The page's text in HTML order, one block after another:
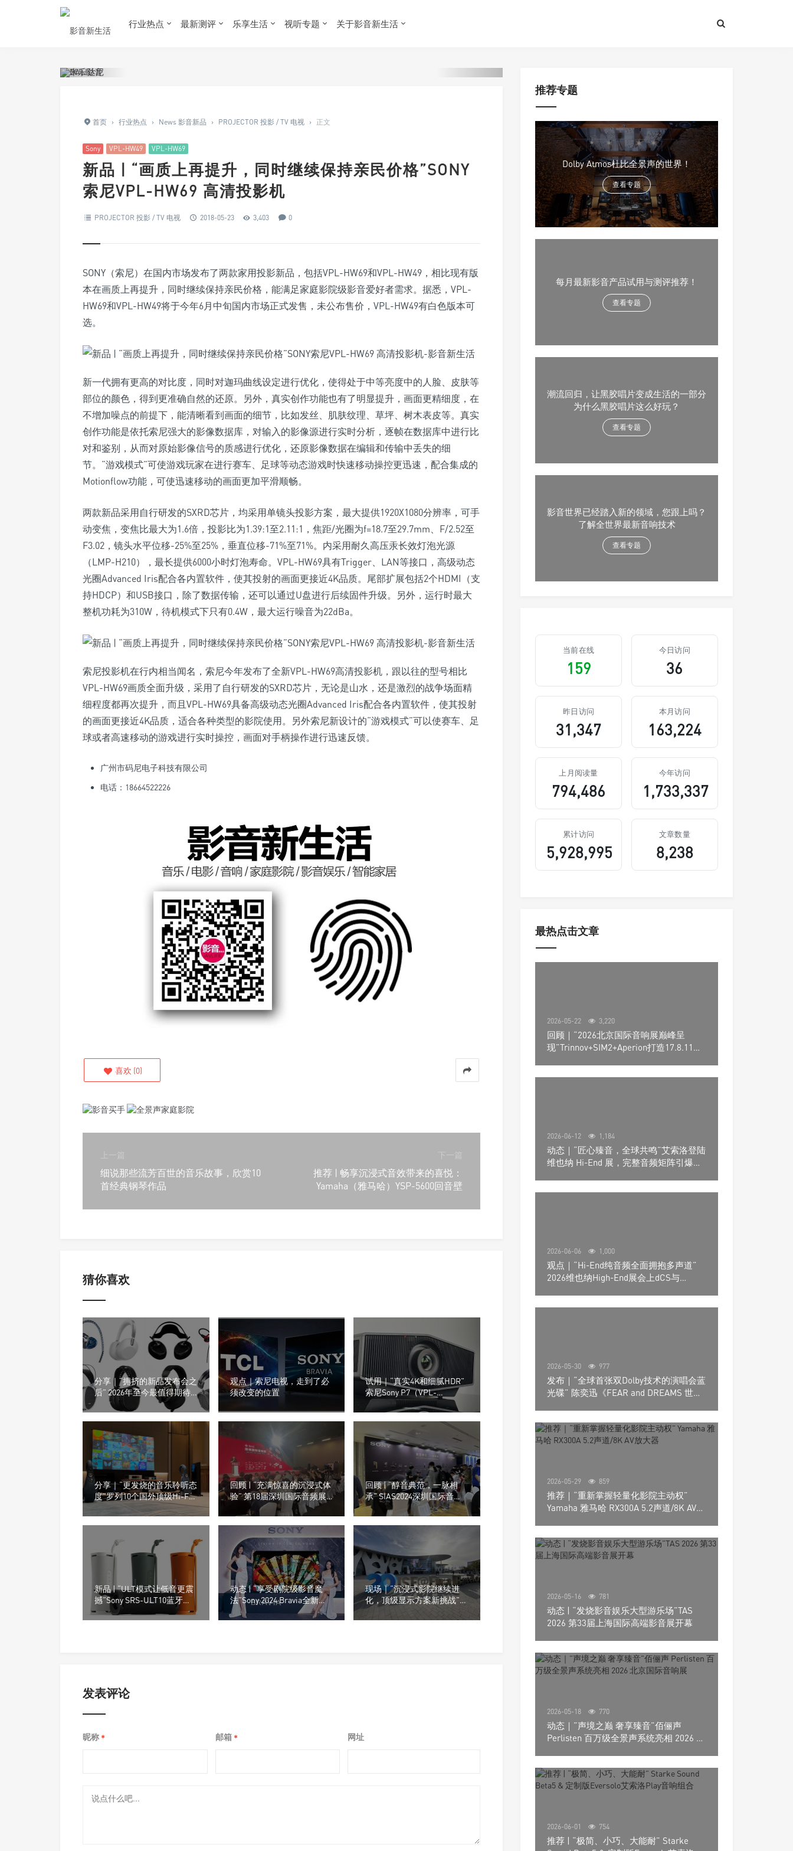
行业热点 最新测评 乐享生活 视听专题 关于影音新生活
首页 › 行业热点 › News 影音新品 › PROJECTOR 投影 / TV 电视 › 正文
Sony VPL-HW49 VPL-HW69
新品 | “画质上再提升，同时继续保持亲民价格”SONY
索尼VPL-HW69 高清投影机
PROJECTOR 投影 / TV 电视 2018-05-23 3,403 0
SONY（索尼）在国内市场发布了两款家用投影新品，包括VPL-HW69和VPL-HW49，相比现有版
本在画质上再提升，同时继续保持亲民价格，能满足家庭影院级影音爱好者需求。据悉，VPL-
HW69和VPL-HW49将于今年6月中旬国内市场正式发售，未公布售价，VPL-HW49有白色版本可
选。
新一代拥有更高的对比度，同时对迦玛曲线设定进行优化，使得处于中等亮度中的人脸、皮肤等
部位的颜色，得到更准确自然的还原。另外，真实创作功能也有了明显提升，画面更精细度，在
不增加噪点的前提下，能清晰看到画面的细节，比如发丝、肌肤纹理、草坪、树木表皮等。真实
创作功能是依托索尼强大的影像数据库，对输入的影像源进行实时分析，逐帧在数据库中进行比
对和鉴别，从而对原始影像信号的质感进行优化，还原影像数据在编辑和传输中丢失的细
节。“游戏模式”可使游戏玩家在进行赛车、足球等动态游戏时快速移动操控更迅速，配合集成的
Motionflow功能，可使迅速移动的画面更加平滑顺畅。
两款新品采用自行研发的SXRD芯片，均采用单镜头投影方案，最大提供1920X1080分辨率，可手
动变焦，变焦比最大为1.6倍，投影比为1.39:1至2.11:1，焦距/光圈为f=18.7至29.7mm、F/2.52至
F3.02，镜头水平位移-25%至25%，垂直位移-71%至71%。内采用耐久高压汞长效灯泡光源
（LMP-H210），最长提供6000小时灯泡寿命。VPL-HW69具有Trigger、LAN等接口，高级动态
光圈Advanced Iris配合各内置软件，使其投射的画面更接近4K品质。尾部扩展包括2个HDMI（支
持HDCP）和USB接口，除了数据传输，还可以通过U盘进行后续固件升级。另外，运行时最大
整机功耗为310W，待机模式下只有0.4W，最大运行噪音为22dBa。
索尼投影机在行内相当闻名，索尼今年发布了全新VPL-HW69高清投影机，跟以往的型号相比
VPL-HW69画质全面升级，采用了自行研发的SXRD芯片，无论是山水，还是激烈的战争场面精
细程度都再次提升，而且VPL-HW69具备高级动态光圈Advanced Iris配合各内置软件，使其投射
的画面更接近4K品质，适合各种类型的影院使用。另外索尼新设计的“游戏模式”可以使赛车、足
球或者高速移动的游戏进行实时操控，画面对手柄操作进行迅速反馈。
广州市码尼电子科技有限公司
电话：18664522226
喜欢 (0)
上一篇
细说那些流芳百世的音乐故事，欣赏10
首经典钢琴作品
下一篇
推荐 | 畅享沉浸式音效带来的喜悦：
Yamaha（雅马哈）YSP-5600回音壁
猜你喜欢
分享｜“拥挤的新品发布会之
后” 2026年至今最值得期待
的8款耳机产品
观点｜索尼电视，走到了必
须改变的位置
试用｜“真实4K和细腻HDR”
索尼Sony P7（VPL-
XW5100）超高清投影机
分享｜“更发烧的音乐聆听态
度”罗列10个国外顶级Hi-Fi
数字音频播放器品牌
回顾 | “充满惊喜的沉浸式体
验” 第18届深圳国际音频展
SIAS在深圳深业上城隆重拉
开帷幕
回顾 | “醇音典范，一脉相
承” SIAS2024深圳国际音频
展，SONY索尼全系列随身听
与耳机产品亮相！
新品 | “ULT模式让低音更震
撼”Sony SRS-ULT10蓝牙音
箱
动态 | “享受剧院级影音魔
法”Sony 2024 Bravia全新系
列登台
现场｜“沉浸式影院继续进
化，顶级显示方案新挑战”
ISE 2024欧洲国际视听及集
成系统展报道
发表评论
昵称 * 邮箱 * 网址
推荐专题
Dolby Atmos杜比全景声的世界！
查看专题
每月最新影音产品试用与测评推荐！
查看专题
潮流回归，让黑胶唱片变成生活的一部分
为什么黑胶唱片这么好玩？
查看专题
影音世界已经踏入新的领域，您跟上吗？
了解全世界最新音响技术
查看专题
当前在线
159
今日访问
36
昨日访问
31,347
本月访问
163,224
上月阅读量
794,486
今年访问
1,733,337
累计访问
5,928,995
文章数量
8,238
最热点击文章
2026-05-22 3,220
回顾｜“2026北京国际音响展巅峰呈
现”Trinnov+SIM2+Aperion打造17.8.11声
2026-06-12 1,184
动态｜“匠心臻音，全球共鸣”艾索洛登陆
维也纳 Hi-End 展，完整音频矩阵引爆关
2026-06-06 1,000
观点｜“Hi-End纯音频全面拥抱多声道”
2026维也纳High-End展会上dCS与
2026-05-30 977
发布｜“全球首张双Dolby技术的演唱会蓝
光碟” 陈奕迅《FEAR and DREAMS 世界
2026-05-29 859
推荐｜“重新掌握轻量化影院主动权”
Yamaha 雅马哈 RX300A 5.2声道/8K AV放
2026-05-16 781
动态 | “发烧影音娱乐大型游乐场”TAS
2026 第33届上海国际高端影音展开幕
2026-05-18 770
动态｜”声境之巅 奢享臻音”佰俪声
Perlisten 百万级全景声系统亮相 2026 北
2026-06-01 754
推荐 | “极简、小巧、大能耐” Starke